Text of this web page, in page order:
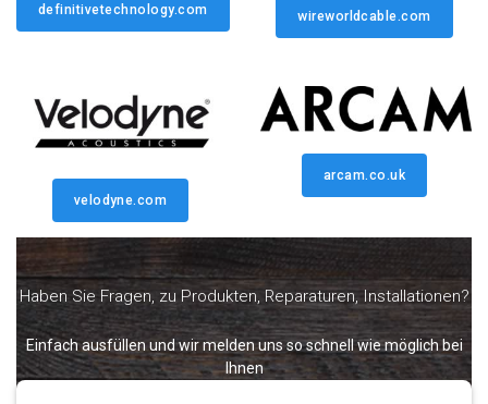
definitivetechnology.com wireworldcable.com
velodyne.com
arcam.co.uk
Haben Sie Fragen, zu Produkten, Reparaturen, Installationen?
Einfach ausfüllen und wir melden uns so schnell wie möglich bei
Ihnen